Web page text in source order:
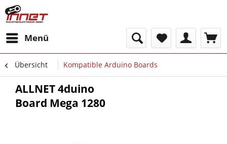
Menü
Übersicht Kompatible Arduino Boards
ALLNET 4duino
Board Mega 1280